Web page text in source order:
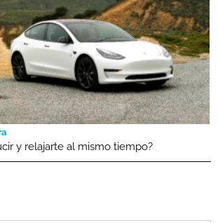
y relajarte al mismo tiempo?